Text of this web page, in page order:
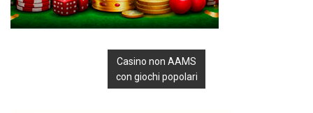
Casino non AAMS
con giochi popolari